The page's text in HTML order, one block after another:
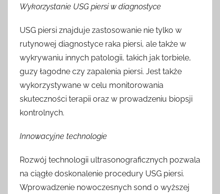
Wykorzystanie USG piersi w diagnostyce
USG piersi znajduje zastosowanie nie tylko w
rutynowej diagnostyce raka piersi, ale także w
wykrywaniu innych patologii, takich jak torbiele,
guzy łagodne czy zapalenia piersi. Jest także
wykorzystywane w celu monitorowania
skuteczności terapii oraz w prowadzeniu biopsji
kontrolnych.
Innowacyjne technologie
Rozwój technologii ultrasonograficznych pozwala
na ciągłe doskonalenie procedury USG piersi.
Wprowadzenie nowoczesnych sond o wyższej